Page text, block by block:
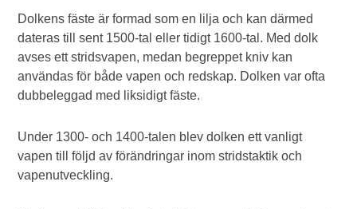
Dolkens fäste är formad som en lilja och kan därmed
dateras till sent 1500-tal eller tidigt 1600-tal. Med dolk
avses ett stridsvapen, medan begreppet kniv kan
användas för både vapen och redskap. Dolken var ofta
dubbeleggad med liksidigt fäste.
Under 1300- och 1400-talen blev dolken ett vanligt
vapen till följd av förändringar inom stridstaktik och
vapenutveckling.